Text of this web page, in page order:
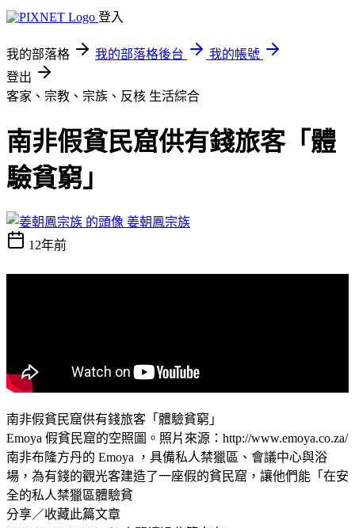
登入
我的部落格 我的部落格後台
我的帳號
登出
客家、宗教、宗族、反核 生活綜合
南非假貧民窟供有錢旅客「體
驗貧窮」
姜朝鳳宗族
12年前
南非假貧民窟供有錢旅客「體驗貧窮」
Emoya 假貧民窟的空照圖。照片來源：http://www.emoya.co.za/
南非布隆方丹的 Emoya ，具備私人禁獵區、會議中心與浴
場，為有錢的觀光客建造了一座假的貧民窟，讓他們能「在安
全的私人禁獵區體驗貧
分享／收藏此篇文章